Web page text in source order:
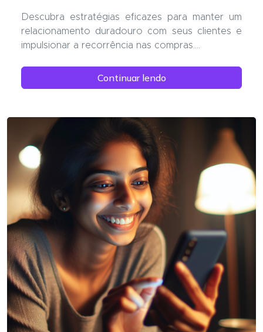
Descubra estratégias eficazes para manter um
relacionamento duradouro com seus clientes e
impulsionar a recorrência nas compras....
Continuar lendo